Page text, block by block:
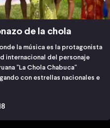
de la chola
la música es la protagonista
internacional del personaje
"La Chola Chabuca"
con estrellas nacionales e